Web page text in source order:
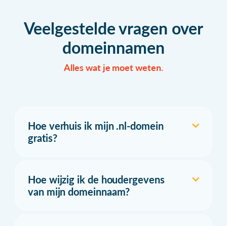
Veelgestelde vragen over
domeinnamen
Alles wat je moet weten.
Hoe verhuis ik mijn .nl-domein
gratis?
Hoe wijzig ik de houdergevens
van mijn domeinnaam?